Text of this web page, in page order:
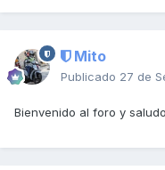
Mito
Publicado 27 de
Bienvenido al foro y